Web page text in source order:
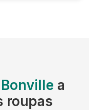
Bonville a
roupas